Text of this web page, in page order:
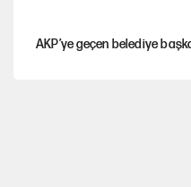
AKP’ye geçen belediye